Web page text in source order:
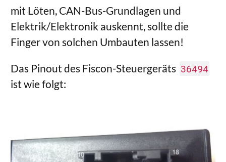
mit Löten, CAN-Bus-Grundlagen und
Elektrik/Elektronik auskennt, sollte die
Finger von solchen Umbauten lassen!
Das Pinout des Fiscon-Steuergeräts 36494
ist wie folgt: